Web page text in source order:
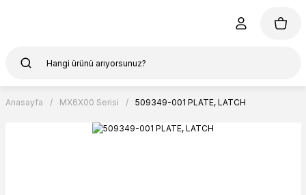
Anasayfa MX6X00 Serisi 509349-001 PLATE, LATCH